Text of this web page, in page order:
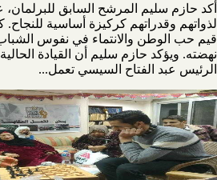
أكد حازم سليم المرشح السابق
لذواتهم وقدراتهم كركيزة أساسية
قيم حب الوطن والانتماء في نفوس
نهضته. ويؤكد حازم سليم أن القيادة
الرئيس عبد الفتاح السيسي تعمل...